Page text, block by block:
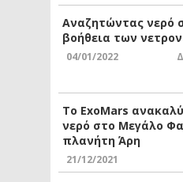
Αναζητώντας νερό
βοήθεια των
04/01/2022
Το ExoMars
νερό στο Μεγάλο
πλανήτη Άρη
21/12/2021